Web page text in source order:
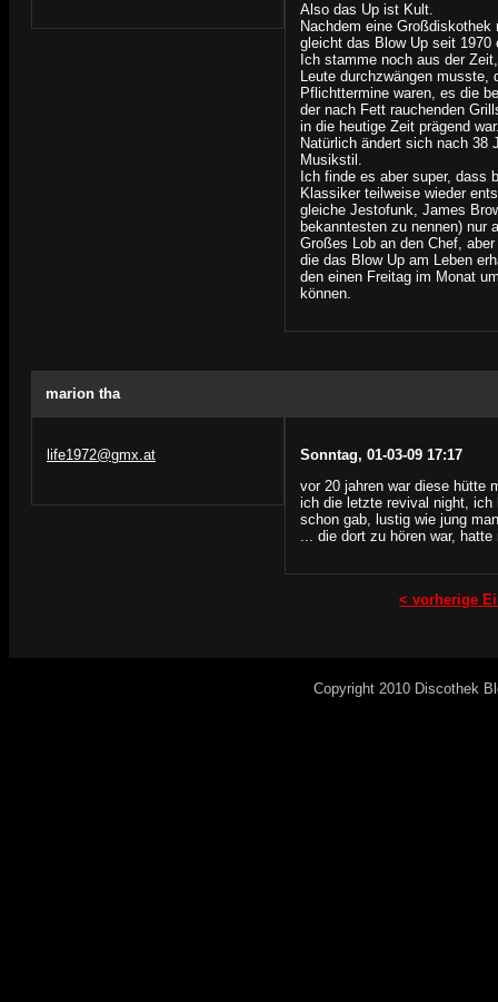
Also das Up ist Kult.
Nachdem eine
gleicht das Blow Up seit
Ich stamme noch aus der
Leute durchzwängen musste,
Pflichttermine waren, es die
der nach Fett rauchenden
in die heutige Zeit prägend
Natürlich ändert sich nach 38
Musikstil.
Ich finde es aber super, dass
Klassiker teilweise wieder
gleiche Jestofunk, James
bekanntesten zu nennen) nur
Großes Lob an den Chef,
die das Blow Up am Leben
den einen Freitag im Monat
können.
marion tha
life1972@gmx.at
Sonntag, 01-03-09 17:17
vor 20 jahren war diese hütte
ich die letzte revival night, ich
schon gab, lustig wie jung
... die dort zu hören war,
< vorherige
Copyright 2010 Discothek